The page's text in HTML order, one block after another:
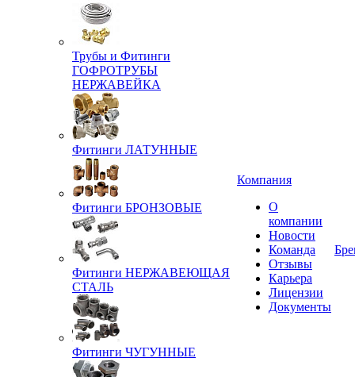
Трубы и Фитинги
ГОФРОТРУБЫ
НЕРЖАВЕЙКА
Фитинги ЛАТУННЫЕ
Фитинги БРОНЗОВЫЕ
Фитинги НЕРЖАВЕЮЩАЯ
СТАЛЬ
Фитинги ЧУГУННЫЕ
Компания
О
компании
Новости
Команда
Отзывы
Карьера
Лицензии
Документы